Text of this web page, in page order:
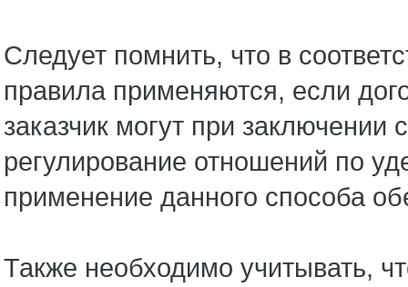
Следует помнить, что в
правила применяются, если
заказчик могут при
регулирование отношений по
применение данного способа
Также необходимо учитывать,